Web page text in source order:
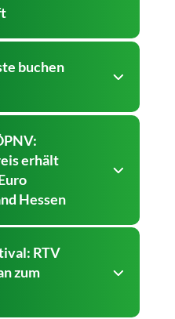
buchen
erhält
Hessen
RTV
zum